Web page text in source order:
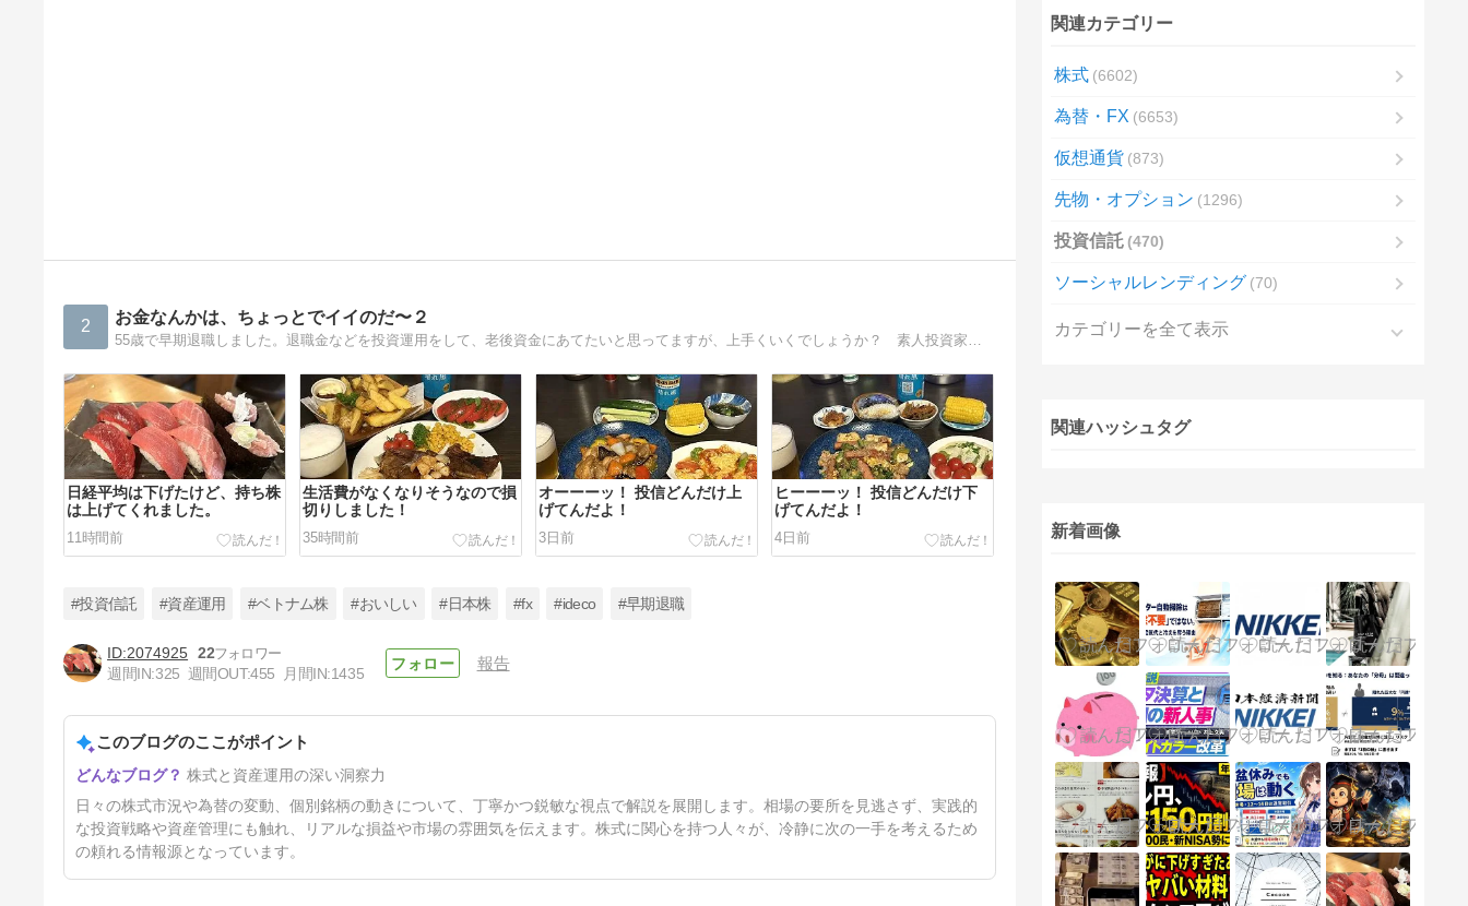
2 お金なんかは、ちょっとでイイのだ〜２
日経平均は下げたけど、持ち株
は上げてくれました。
11時間前
生活費がなくなりそうなので損
切りしました！
35時間前
オーーーッ！ 投信どんだけ上
げてんだよ！
3日前
ヒーーーッ！ 投信どんだけ下
げてんだよ！
4日前
～
5日前
#投資信託 #資産運用 #ベトナム株 #おいしい #日本株 #fx #ideco #早期退職
2074925 22
週間IN:325 週間OUT:455 月間IN:1435
報告
このブログのここがポイント
株式と資産運用の深い洞察力
日々の株式市況や為替の変動、個別銘柄の動きについて、丁寧かつ鋭敏な視点で解説を展開します。相場の要所を見逃さず、実践的
な投資戦略や資産管理にも触れ、リアルな損益や市場の雰囲気を伝えます。株式に関心を持つ人々が、冷静に次の一手を考えるため
の頼れる情報源となっています。
関連カテゴリー
株式 6602
為替・FX 6653
仮想通貨 873
先物・オプション 1296
投資信託 470
ソーシャルレンディング 70
カテゴリーを全て表示
関連ハッシュタグ
新着画像